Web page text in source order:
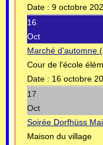
Date : 9 octobre
16
Oct
Marché d'automne
Cour de l'école
Date : 16 octobre
17
Oct
Soirée Dorfhüss
Maison du village